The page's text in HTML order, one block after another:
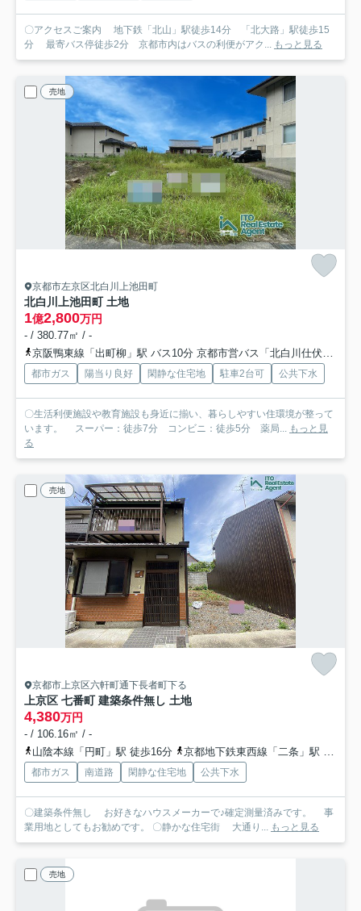
〇アクセスご案内 地下鉄「北山」駅徒歩14分 「北大路」駅徒歩15
分 最寄バス停徒歩2分 京都市内はバスの利便がアク... もっと見る
売地
京都市左京区北白川上池田町
北白川上池田町 土地
1億2,800万円
- / 380.77㎡ / -
京阪鴨東線「出町柳」駅 バス10分 京都市営バス「北白川仕伏町」 停歩1分
都市ガス 陽当り良好 閑静な住宅地 駐車2台可 公共下水
〇生活利便施設や教育施設も身近に揃い、暮らしやすい住環境が整って
います。 スーパー：徒歩7分 コンビニ：徒歩5分 薬局... もっと見
る
売地
京都市上京区六軒町通下長者町下る
上京区 七番町 建築条件無し 土地
4,380万円
- / 106.16㎡ / -
山陰本線「円町」駅 徒歩16分
京都地下鉄東西線「二条」駅 徒歩18分
都市ガス 南道路 閑静な住宅地 公共下水
〇建築条件無し お好きなハウスメーカーで♪確定測量済みです。 事
業用地としてもお勧めです。 〇静かな住宅街 大通り... もっと見る
売地